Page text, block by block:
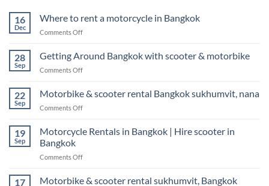
16
Dec
Where to rent a motorcycle in Bangkok
Comments Offon
rent
a
in
28
Sep
Getting Around Bangkok with scooter & motorbike
Comments Offon
Around
Bangkok
with
&
22
Sep
Motorbike & scooter rental Bangkok sukhumvit, nana
Comments Offon
scooter
Bangkok
nana
19
Sep
Motorcycle Rentals in Bangkok | Hire scooter in
Bangkok
Comments Offon
Rentals
17 Motorbike & scooter rental sukhumvit, Bangkok